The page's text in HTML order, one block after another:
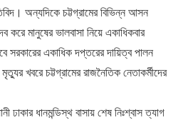
অন্যদিকে চট্টগ্রামের বিভিন্ন আসন
করে মানুষের ভালবাসা নিয়ে একাধিকবার
সরকারের একাধিক দপ্তরের দায়িত্ব পালন
খবরে চট্টগ্রামের রাজনৈতিক নেতাকর্মীদের
ঢাকার ধানমন্ডিস্থ বাসায় শেষ নিঃশ্বাস ত্যাগ